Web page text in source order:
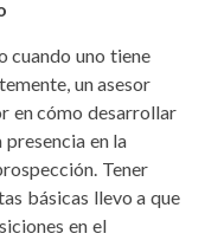
cuando uno tiene
un asesor
en cómo desarrollar
en la
Tener
básicas llevo a que
en el